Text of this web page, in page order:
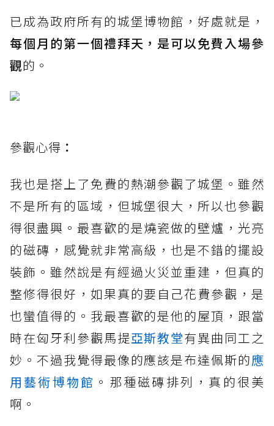
已成為政府所有的城堡博物館，好處就是，
每個月的第一個禮拜天，是可以免費入場參
觀的。
參觀心得 ：
我也是搭上了免費的熱潮參觀了城堡。雖然
不是所有的區域，但城堡很大，所以也參觀
得很盡興。最喜歡的是燒瓷做的壁爐，光亮
的磁磚，感覺就非常高級，也是不錯的擺設
裝飾。雖然說是有經過火災並重建，但真的
整修得很好，如果真的要自己花費參觀，是
也蠻值得的。我最喜歡的是他的屋頂，跟當
時在匈牙利參觀馬提亞斯教堂有異曲同工之
妙。不過我覺得最像的應該是布達佩斯的應
用藝術博物館 。那種磁磚排列，真的很美
啊。